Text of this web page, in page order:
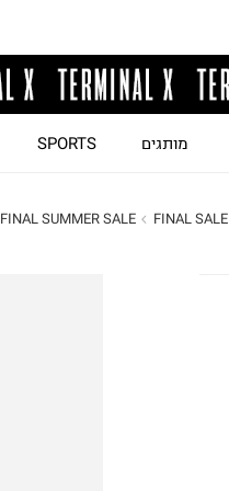
מותגים SPORTS
FINAL SALE
FINAL SUMMER SALE